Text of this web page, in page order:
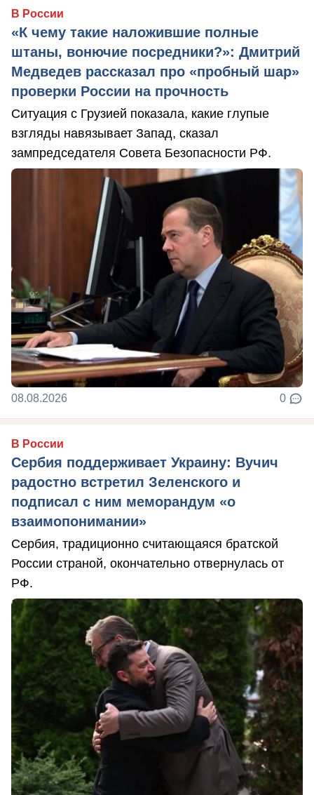
В России
«К чему такие наложившие полные
штаны, вонючие посредники?»: Дмитрий
Медведев рассказал про «пробный шар»
проверки России на прочность
Ситуация с Грузией показала, какие глупые
взгляды навязывает Запад, сказал
зампредседателя Совета Безопасности РФ.
08.08.2026 0
В России
Сербия поддерживает Украину: Вучич
радостно встретил Зеленского и
подписал с ним меморандум «о
взаимопонимании»
Сербия, традиционно считающаяся братской
России страной, окончательно отвернулась от
РФ.